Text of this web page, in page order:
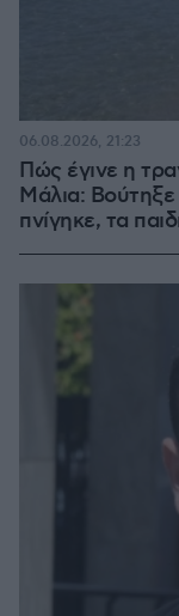
Πώς έγινε η
Μάλια: Βούτηξε
πνίγηκε, τα
06.08.2026, 21:23